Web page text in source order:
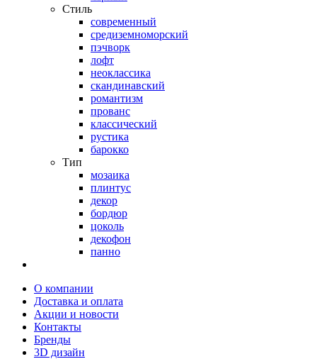
Стиль
современный
средиземноморский
пэчворк
лофт
неоклассика
скандинавский
романтизм
прованс
классический
рустика
барокко
Тип
мозаика
плинтус
декор
бордюр
цоколь
декофон
панно
О компании
Доставка и оплата
Акции и новости
Контакты
Бренды
3D дизайн